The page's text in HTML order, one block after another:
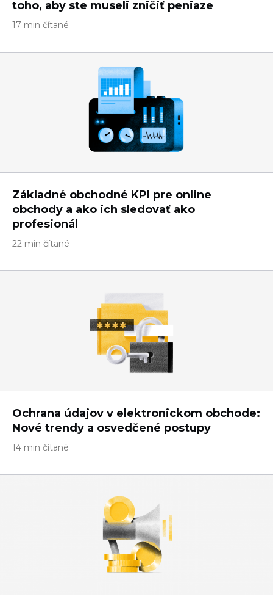
toho, aby ste museli zničiť peniaze
17 min čítané
Základné obchodné KPI pre online
obchody a ako ich sledovať ako
profesionál
22 min čítané
Ochrana údajov v elektronickom obchode:
Nové trendy a osvedčené postupy
14 min čítané